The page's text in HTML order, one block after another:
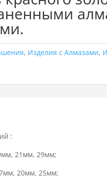
, Изделия с Алмазами,
:
21мм, 29мм;
20мм, 25мм;